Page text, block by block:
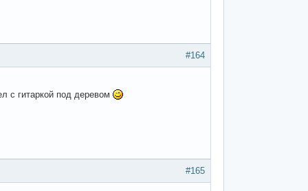
#164
с гитаркой под деревом
#165